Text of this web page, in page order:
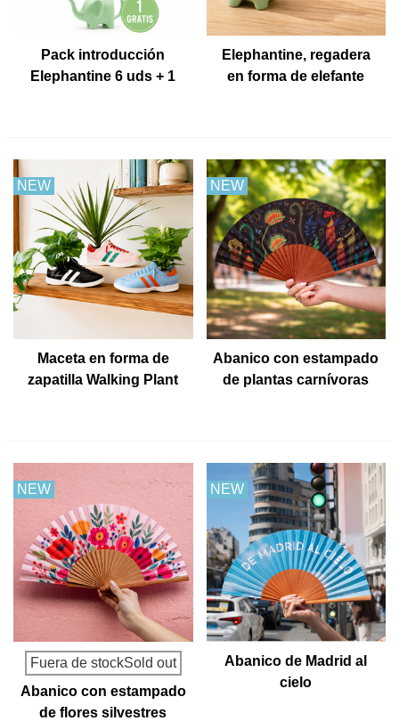
Pack introducción
Elephantine 6 uds + 1
Elephantine, regadera
en forma de elefante
NEW
Maceta en forma de
zapatilla Walking Plant
NEW
Abanico con estampado
de plantas carnívoras
NEW
Fuera de stockSold out
Abanico con estampado
de flores silvestres
NEW
Abanico de Madrid al
cielo